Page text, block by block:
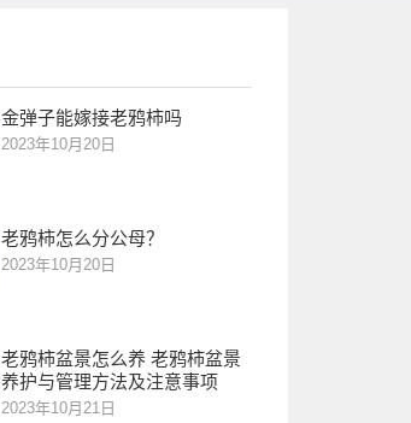
金弹子能嫁接老鸦柿吗
2023年10月20日
老鸦柿怎么分公母？
2023年10月20日
老鸦柿盆景怎么养 老鸦柿盆景
养护与管理方法及注意事项
2023年10月21日